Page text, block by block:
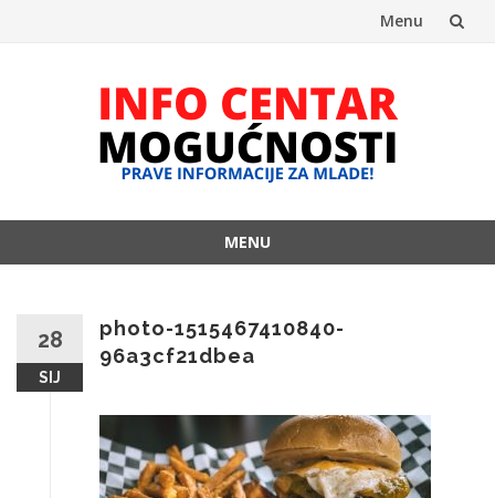
Menu
MENU
28
SIJ
photo-1515467410840-
96a3cf21dbea